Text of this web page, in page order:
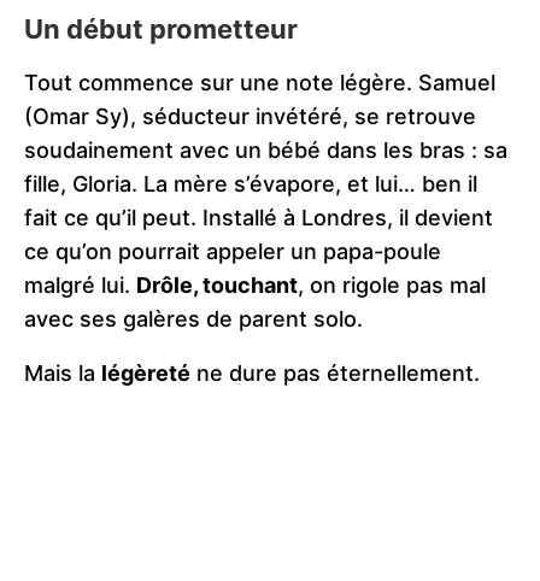
Un début prometteur
Tout commence sur une note légère. Samuel
(Omar Sy), séducteur invétéré, se retrouve
soudainement avec un bébé dans les bras : sa
fille, Gloria. La mère s’évapore, et lui… ben il
fait ce qu’il peut. Installé à Londres, il devient
ce qu’on pourrait appeler un papa-poule
malgré lui. Drôle, touchant, on rigole pas mal
avec ses galères de parent solo.
Mais la légèreté ne dure pas éternellement.